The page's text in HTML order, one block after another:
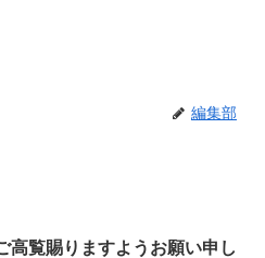
編集部
高覧賜りますようお願い申し